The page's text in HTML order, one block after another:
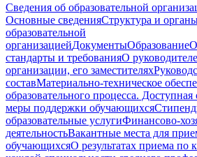
Сведения об образовательной
Основные сведенияСтруктура и
образовательной
организациейДокументыОбразование
стандарты и требованияО
организации, его заместителях
составМатериально-техническое
образовательного процесса. Доступная
меры поддержки обучающихся
образовательные услугиФинансово-
деятельностьВакантные места для
обучающихсяО результатах приема по